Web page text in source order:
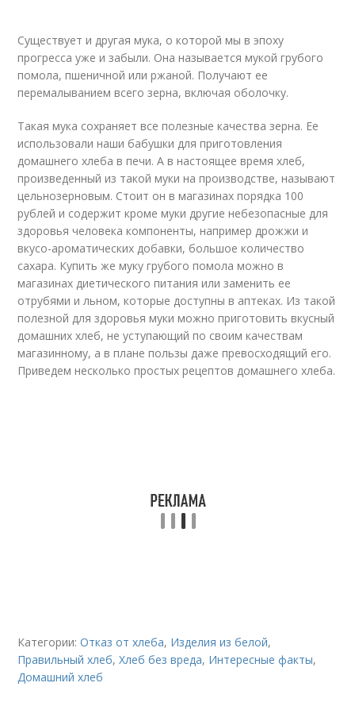
Существует и другая мука, о которой мы в эпоху
прогресса уже и забыли. Она называется мукой грубого
помола, пшеничной или ржаной. Получают ее
перемалыванием всего зерна, включая оболочку.
Такая мука сохраняет все полезные качества зерна. Ее
использовали наши бабушки для приготовления
домашнего хлеба в печи. А в настоящее время хлеб,
произведенный из такой муки на производстве, называют
цельнозерновым. Стоит он в магазинах порядка 100
рублей и содержит кроме муки другие небезопасные для
здоровья человека компоненты, например дрожжи и
вкусо-ароматических добавки, большое количество
сахара. Купить же муку грубого помола можно в
магазинах диетического питания или заменить ее
отрубями и льном, которые доступны в аптеках. Из такой
полезной для здоровья муки можно приготовить вкусный
домашних хлеб, не уступающий по своим качествам
магазинному, а в плане пользы даже превосходящий его.
Приведем несколько простых рецептов домашнего хлеба.
Категории:Отказ от хлеба, Изделия из белой,
Правильный хлеб,Хлеб без вреда, Интересные факты,
Домашний хлеб